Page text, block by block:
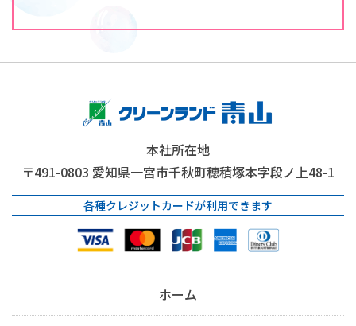
本社所在地
〒491-0803 愛知県一宮市千秋町穂積塚本字段ノ上48-1
各種クレジットカードが利用できます
ホーム